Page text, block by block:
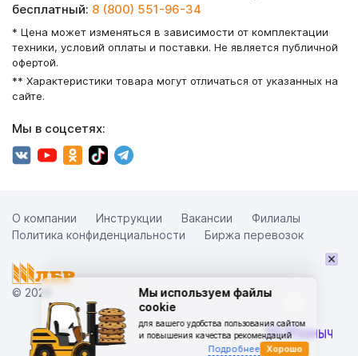
Мы используем файлы
cookie
для вашего удобства пользования сайтом
и повышения качества рекомендаций
Подробнее Хорошо
бесплатный: 8 (800) 551-96-34
* Цена может изменяться в зависимости от комплектации
техники, условий оплаты и поставки. Не является публичной
офертой.
** Характеристики товара могут отличаться от указанных на
сайте.
Мы в соцсетях:
© 2026
О компании Инструкции Вакансии
Филиалы
Политика конфиденциальности
Биржа перевозок
×